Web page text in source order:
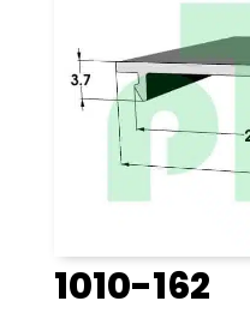
1010-162